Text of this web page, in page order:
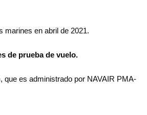
marines en abril de 2021.
de prueba de vuelo.
que es administrado por NAVAIR PMA-